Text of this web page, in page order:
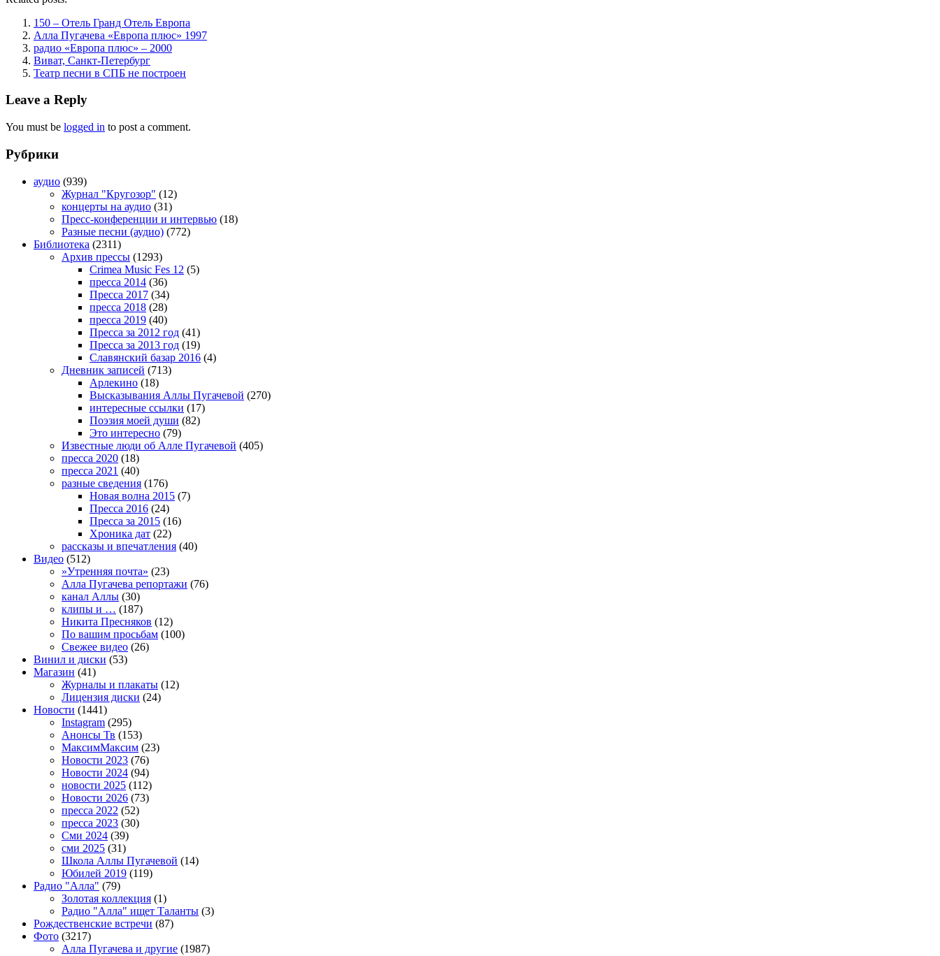
150 – Отель Гранд Отель Европа
Алла Пугачева «Европа плюс» 1997
радио «Европа плюс» – 2000
Виват, Санкт-Петербург
Театр песни в СПБ не построен
Leave a Reply
You must be logged in to post a comment.
Рубрики
аудио (939)
Журнал "Кругозор" (12)
концерты на аудио (31)
Пресс-конференции и интервью (18)
Разные песни (аудио) (772)
Библиотека (2311)
Архив прессы (1293)
Crimea Music Fes 12 (5)
пресса 2014 (36)
Пресса 2017 (34)
пресса 2018 (28)
пресса 2019 (40)
Пресса за 2012 год (41)
Пресса за 2013 год (19)
Славянский базар 2016 (4)
Дневник записей (713)
Арлекино (18)
Высказывания Аллы Пугачевой (270)
интересные ссылки (17)
Поэзия моей души (82)
Это интересно (79)
Известные люди об Алле Пугачевой (405)
пресса 2020 (18)
пресса 2021 (40)
разные сведения (176)
Новая волна 2015 (7)
Пресса 2016 (24)
Пресса за 2015 (16)
Хроника дат (22)
рассказы и впечатления (40)
Видео (512)
»Утренняя почта» (23)
Алла Пугачева репортажи (76)
канал Аллы (30)
клипы и … (187)
Никита Пресняков (12)
По вашим просьбам (100)
Свежее видео (26)
Винил и диски (53)
Магазин (41)
Журналы и плакаты (12)
Лицензия диски (24)
Новости (1441)
Instagram (295)
Анонсы Тв (153)
МаксимМаксим (23)
Новости 2023 (76)
Новости 2024 (94)
новости 2025 (112)
Новости 2026 (73)
пресса 2022 (52)
пресса 2023 (30)
Сми 2024 (39)
сми 2025 (31)
Школа Аллы Пугачевой (14)
Юбилей 2019 (119)
Радио "Алла" (79)
Золотая коллекция (1)
Радио "Алла" ищет Таланты (3)
Рождественские встречи (87)
Фото (3217)
Алла Пугачева и другие (1987)